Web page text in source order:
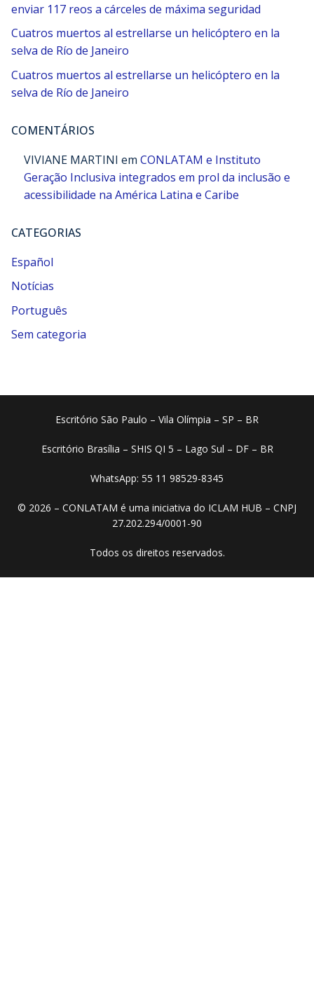
enviar 117 reos a cárceles de máxima seguridad
Cuatros muertos al estrellarse un helicóptero en la
selva de Río de Janeiro
Cuatros muertos al estrellarse un helicóptero en la
selva de Río de Janeiro
COMENTÁRIOS
VIVIANE MARTINI em CONLATAM e Instituto
Geração Inclusiva integrados em prol da inclusão e
acessibilidade na América Latina e Caribe
CATEGORIAS
Español
Notícias
Português
Sem categoria
Escritório São Paulo – Vila Olímpia – SP – BR
Escritório Brasília – SHIS QI 5 – Lago Sul – DF – BR
WhatsApp: 55 11 98529-8345
© 2026 – CONLATAM é uma iniciativa do ICLAM HUB – CNPJ
27.202.294/0001-90
Todos os direitos reservados.​